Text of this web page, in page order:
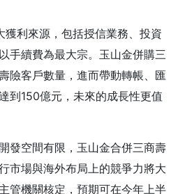
利來源，包括授信業務、投資
手續費為最大宗。玉山金併購三
險客戶數量，進而帶動轉帳、匯
到150億元，未來的成長性更值
發空間有限，玉山金合併三商壽
市場與海外布局上的競爭力將大
管機關核定，預期可在今年上半